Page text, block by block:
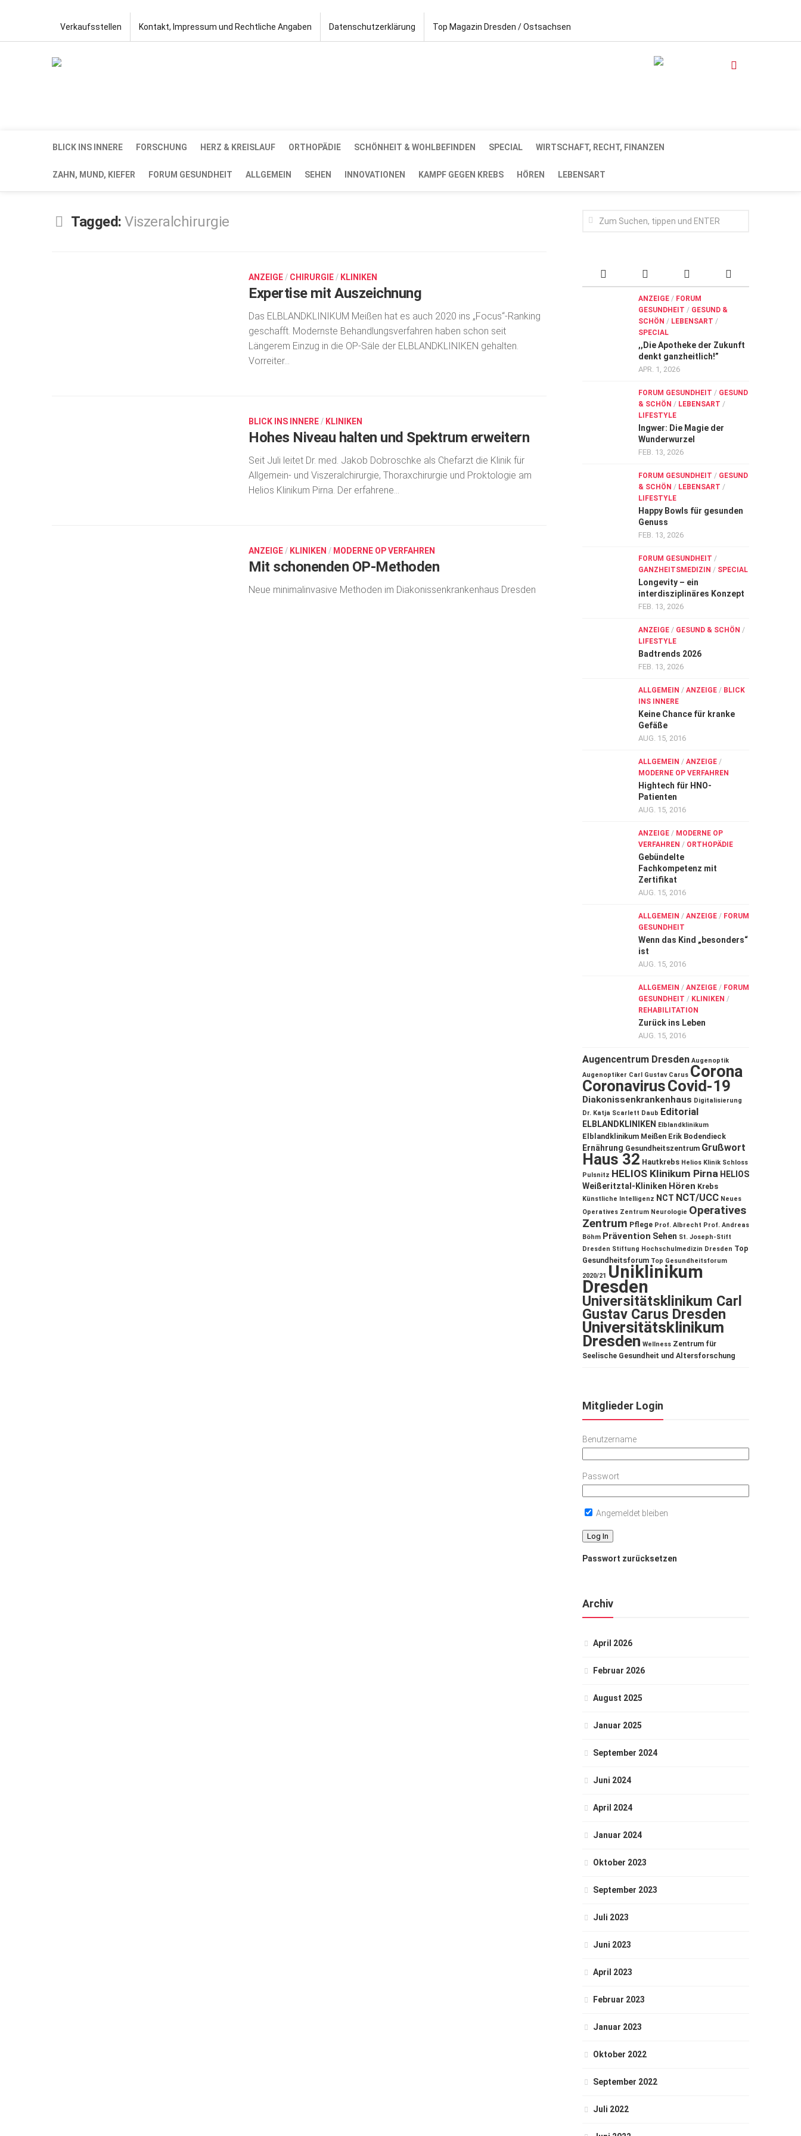
Verkaufsstellen Kontakt, Impressum und Rechtliche Angaben Datenschutzerklärung Top Magazin Dresden / Ostsachsen
BLICK INS INNERE FORSCHUNG HERZ & KREISLAUF ORTHOPÄDIE SCHÖNHEIT & WOHLBEFINDEN SPECIAL WIRTSCHAFT, RECHT, FINANZEN
ZAHN, MUND, KIEFER FORUM GESUNDHEIT ALLGEMEIN SEHEN INNOVATIONEN KAMPF GEGEN KREBS HÖREN LEBENSART
Tagged: Viszeralchirurgie
ANZEIGE / CHIRURGIE / KLINIKEN
Expertise mit Auszeichnung
Das ELBLANDKLINIKUM Meißen hat es auch 2020 ins „Focus“-Ranking
geschafft. Modernste Behandlungsverfahren haben schon seit
Längerem Einzug in die OP-Säle der ELBLANDKLINIKEN gehalten.
Vorreiter...
BLICK INS INNERE / KLINIKEN
Hohes Niveau halten und Spektrum erweitern
Seit Juli leitet Dr. med. Jakob Dobroschke als Chefarzt die Klinik für
Allgemein- und Viszeralchirurgie, Thoraxchirurgie und Proktologie am
Helios Klinikum Pirna. Der erfahrene...
ANZEIGE / KLINIKEN / MODERNE OP VERFAHREN
Mit schonenden OP-Methoden
Neue minimalinvasive Methoden im Diakonissenkrankenhaus Dresden
ANZEIGE / FORUM
GESUNDHEIT / GESUND &
SCHÖN / LEBENSART /
SPECIAL
,,Die Apotheke der Zukunft
denkt ganzheitlich!”
APR. 1, 2026
FORUM GESUNDHEIT / GESUND
& SCHÖN / LEBENSART /
LIFESTYLE
Ingwer: Die Magie der
Wunderwurzel
FEB. 13, 2026
FORUM GESUNDHEIT / GESUND
& SCHÖN / LEBENSART /
LIFESTYLE
Happy Bowls für gesunden
Genuss
FEB. 13, 2026
FORUM GESUNDHEIT /
GANZHEITSMEDIZIN / SPECIAL
Longevity – ein
interdisziplinäres Konzept
FEB. 13, 2026
ANZEIGE / GESUND & SCHÖN /
LIFESTYLE
Badtrends 2026
FEB. 13, 2026
ALLGEMEIN / ANZEIGE / BLICK
INS INNERE
Keine Chance für kranke
Gefäße
AUG. 15, 2016
ALLGEMEIN / ANZEIGE /
MODERNE OP VERFAHREN
Hightech für HNO-
Patienten
AUG. 15, 2016
ANZEIGE / MODERNE OP
VERFAHREN / ORTHOPÄDIE
Gebündelte
Fachkompetenz mit
Zertifikat
AUG. 15, 2016
ALLGEMEIN / ANZEIGE / FORUM
GESUNDHEIT
Wenn das Kind „besonders“
ist
AUG. 15, 2016
ALLGEMEIN / ANZEIGE / FORUM
GESUNDHEIT / KLINIKEN /
REHABILITATION
Zurück ins Leben
AUG. 15, 2016
Augencentrum Dresden Augenoptik
Augenoptiker Carl Gustav Carus Corona
CoronavirusCovid-19
Diakonissenkrankenhaus Digitalisierung
Dr. Katja Scarlett Daub Editorial
ELBLANDKLINIKEN Elblandklinikum
Elblandklinikum Meißen Erik Bodendieck
Ernährung Gesundheitszentrum Grußwort
Haus 32 Hautkrebs Helios Klinik Schloss
Pulsnitz HELIOS Klinikum Pirna HELIOS
Weißeritztal-Kliniken Hören Krebs
Künstliche Intelligenz NCT NCT/UCC Neues
Operatives Zentrum Neurologie Operatives
Zentrum Pflege Prof. Albrecht Prof. Andreas
Böhm Prävention Sehen St. Joseph-Stift
Dresden Stiftung Hochschulmedizin Dresden Top
Gesundheitsforum Top Gesundheitsforum
2020/21 Uniklinikum
Dresden
Universitätsklinikum Carl
Gustav Carus Dresden
Universitätsklinikum
Dresden Wellness Zentrum für
Seelische Gesundheit und Altersforschung
Mitglieder Login
Benutzername
Passwort
Angemeldet bleiben
Passwort zurücksetzen
Archiv
April 2026
Februar 2026
August 2025
Januar 2025
September 2024
Juni 2024
April 2024
Januar 2024
Oktober 2023
September 2023
Juli 2023
Juni 2023
April 2023
Februar 2023
Januar 2023
Oktober 2022
September 2022
Juli 2022